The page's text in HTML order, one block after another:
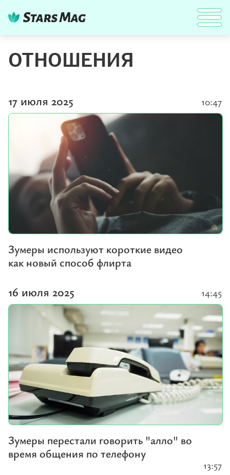
ОТНОШЕНИЯ
17 июля 2025
Зумеры используют короткие видео
как новый способ флирта
10:47
16 июля 2025
Зумеры перестали говорить "алло" во
время общения по телефону
14:45
13:57